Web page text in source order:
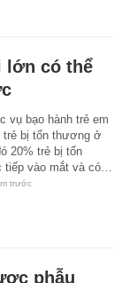
lớn có thể
vụ bạo hành trẻ em
trẻ bị tổn thương ở
20% trẻ bị tổn
vào mắt và có…
trước
phẫu